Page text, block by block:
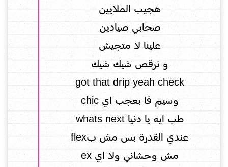
هجيب الملايين
صحابي صيادين
علينا لا متجيش
و نرقص شيك شيك
got that drip yeah check
وسيم فا بعجب اي chic
طب ايه يا دنيا whats next
عندي القدرة بس مش بflex
مش وحشاني ولا اي ex